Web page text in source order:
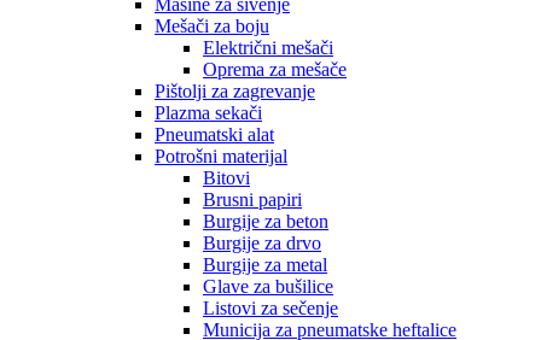
Mašine za šivenje
Mešači za boju
Električni mešači
Oprema za mešače
Pištolji za zagrevanje
Plazma sekači
Pneumatski alat
Potrošni materijal
Bitovi
Brusni papiri
Burgije za beton
Burgije za drvo
Burgije za metal
Glave za bušilice
Listovi za sečenje
Municija za pneumatske heftalice